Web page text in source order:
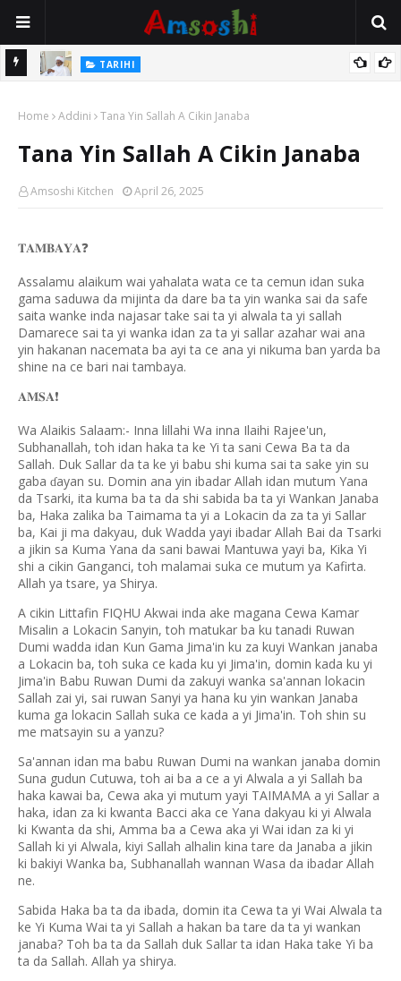
Mata TARIHI
Hassan
Home Addini Tana Yin Sallah A Cikin Janaba
Tana Yin Sallah A Cikin Janaba
Amsoshi Kitchen April 26, 2025
𝐓𝐀𝐌𝐁𝐀𝐘𝐀❓
Assalamu alaikum wai yahalata wata ce ta cemun idan suka
gama saduwa da mijinta da dare ba ta yin wanka sai da safe
saita wanke inda najasar take sai ta yi alwala ta yi sallah
Damarece sai ta yi wanka idan za ta yi sallar azahar wai ana
yin hakanan nacemata ba ayi ta ce ana yi nikuma ban yarda ba
shine na ce bari nai tambaya.
𝐀𝐌𝐒𝐀❗️
Wa Alaikis Salaam:- Inna lillahi Wa inna Ilaihi Rajee'un,
Subhanallah, toh idan haka ta ke Yi ta sani Cewa Ba ta da
Sallah. Duk Sallar da ta ke yi babu shi kuma sai ta sake yin su
gaba ɗayan su. Domin ana yin ibadar Allah idan mutum Yana
da Tsarki, ita kuma ba ta da shi sabida ba ta yi Wankan Janaba
ba, Haka zalika ba Taimama ta yi a Lokacin da za ta yi Sallar
ba, Kai ji ma dakyau, duk Wadda yayi ibadar Allah Bai da Tsarki
a jikin sa Kuma Yana da sani bawai Mantuwa yayi ba, Kika Yi
shi a cikin Ganganci, toh malamai suka ce mutum ya Kafirta.
Allah ya tsare, ya Shirya.
A cikin Littafin FIQHU Akwai inda ake magana Cewa Kamar
Misalin a Lokacin Sanyin, toh matukar ba ku tanadi Ruwan
Dumi wadda idan Kun Gama Jima'in ku za kuyi Wankan janaba
a Lokacin ba, toh suka ce kada ku yi Jima'in, domin kada ku yi
Jima'in Babu Ruwan Dumi da zakuyi wanka sa'annan lokacin
Sallah zai yi, sai ruwan Sanyi ya hana ku yin wankan Janaba
kuma ga lokacin Sallah suka ce kada a yi Jima'in. Toh shin su
me matsayin su a yanzu?
Sa'annan idan ma babu Ruwan Dumi na wankan janaba domin
Suna gudun Cutuwa, toh ai ba a ce a yi Alwala a yi Sallah ba
haka kawai ba, Cewa aka yi mutum yayi TAIMAMA a yi Sallar a
haka, idan za ki kwanta Bacci aka ce Yana dakyau ki yi Alwala
ki Kwanta da shi, Amma ba a Cewa aka yi Wai idan za ki yi
Sallah ki yi Alwala, kiyi Sallah alhalin kina tare da Janaba a jikin
ki bakiyi Wanka ba, Subhanallah wannan Wasa da ibadar Allah
ne.
Sabida Haka ba ta da ibada, domin ita Cewa ta yi Wai Alwala ta
ke Yi Kuma Wai ta yi Sallah a hakan ba tare da ta yi wankan
janaba? Toh ba ta da Sallah duk Sallar ta idan Haka take Yi ba
ta da Sallah. Allah ya shirya.